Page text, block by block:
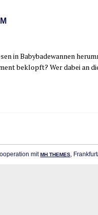
in Baby­ba­de­wan­nen
beklopft? Wer dabei an
mitMH THEMES ,